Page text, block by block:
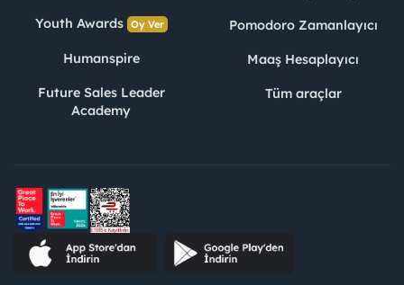
Youth Awards Oy Ver
Humanspire
Future Sales Leader
Academy
Pomodoro Zamanlayıcı
Maaş Hesaplayıcı
Tüm araçlar